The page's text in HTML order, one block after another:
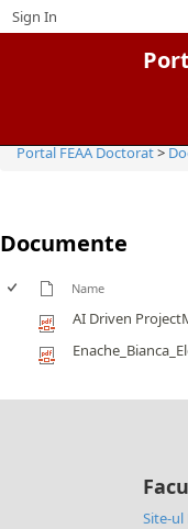
Sign In
Portal FEAA Doctorat>
Documente
Name
AI Driven
Site-ul